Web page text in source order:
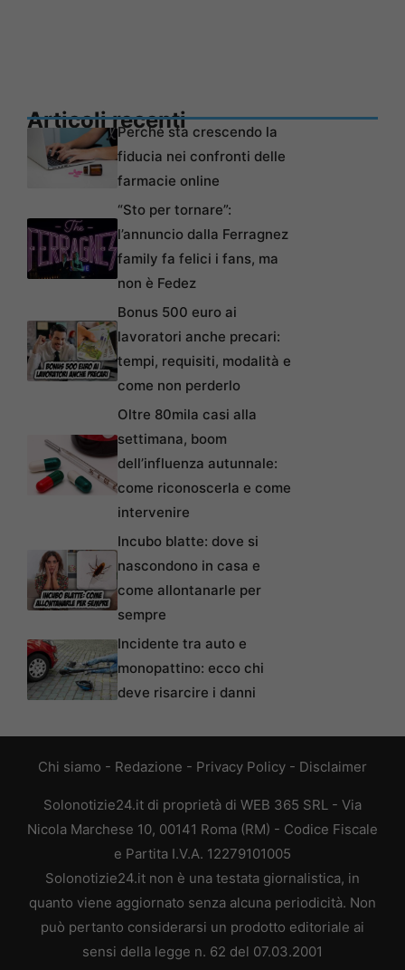
Articoli recentiPerché sta crescendo la
fiducia nei confronti delle
farmacie online
“Sto per tornare”:
l’annuncio dalla Ferragnez
family fa felici i fans, ma
non è Fedez
Bonus 500 euro ai
lavoratori anche precari:
tempi, requisiti, modalità e
come non perderlo
Oltre 80mila casi alla
settimana, boom
dell’influenza autunnale:
come riconoscerla e come
intervenire
Incubo blatte: dove si
nascondono in casa e
come allontanarle per
sempre
Incidente tra auto e
monopattino: ecco chi
deve risarcire i danni
Chi siamo - Redazione - Privacy Policy - Disclaimer
Solonotizie24.it di proprietà di WEB 365 SRL - Via
Nicola Marchese 10, 00141 Roma (RM) - Codice Fiscale
e Partita I.V.A. 12279101005
Solonotizie24.it non è una testata giornalistica, in
quanto viene aggiornato senza alcuna periodicità. Non
può pertanto considerarsi un prodotto editoriale ai
sensi della legge n. 62 del 07.03.2001